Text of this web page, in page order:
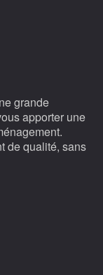
grande
apporter une
de qualité, sans